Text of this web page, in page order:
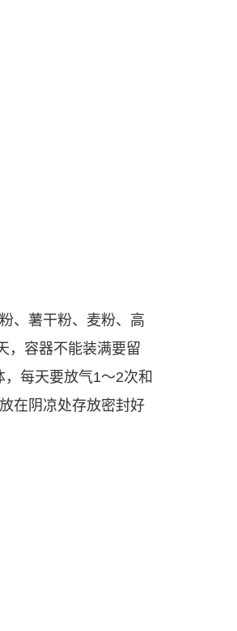
、薯干粉、麦粉、高
，容器不能装满要留
每天要放气1～2次和
在阴凉处存放密封好